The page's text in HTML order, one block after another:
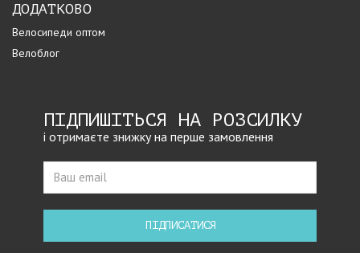
ДОДАТКОВО
Велосипеди оптом
Велоблог
ПІДПИШІТЬСЯ НА РОЗСИЛКУ
і отримаєте знижку на перше замовлення
ПІДПИСАТИСЯ